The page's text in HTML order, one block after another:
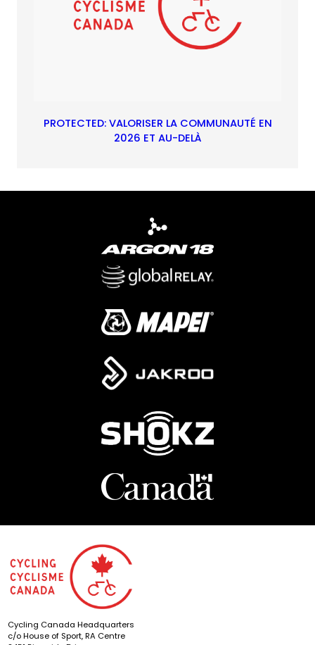
PROTECTED: VALORISER LA COMMUNAUTÉ EN
2026 ET AU-DELÀ
Cycling Canada Headquarters
c/o House of Sport, RA Centre